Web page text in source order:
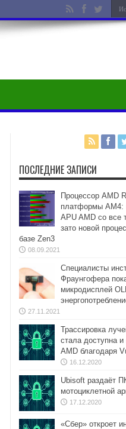
ПОСЛЕДНИЕ ЗАПИСИ
Процессор AMD
платформы АМ4:
APU AMD со все
зато новой
базе Zen3
08.09.2021
Специалисты
Фраунгофера
микродисплей
27.11.2021
Трассировка
стала доступна и
AMD благодаря
16.12.2020
Ubisoft раздаёт
мотоциклетной
17.12.2020
«Сбер» откроет